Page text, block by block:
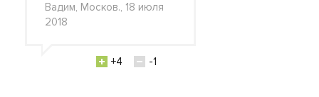
Вадим, Москов., 18 июля
2018
+4 -1